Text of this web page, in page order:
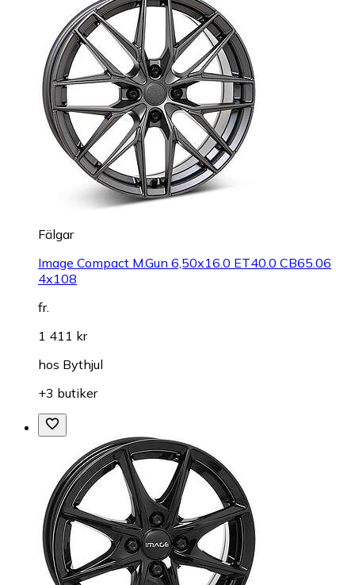
Fälgar
Image Compact M.Gun 6,50x16.0 ET40.0 CB65.06
4x108
fr.
1 411 kr
hos Bythjul
+3 butiker